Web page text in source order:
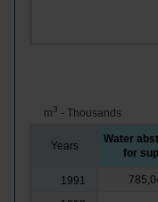
m3 - Thousands
Years
Water
for
1991